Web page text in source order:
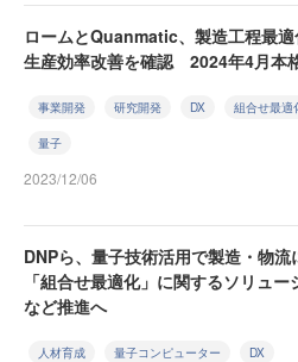
ロームとQuanmatic、製造工程最
生産効率改善を確認 2024年4月本
事業開発 研究開発 DX 組合せ最適
量子
2023/12/06
DNPら、量子技術活用で製造・物流
「組合せ最適化」に関するソリュー
など推進へ
人材育成 量子コンピューター DX